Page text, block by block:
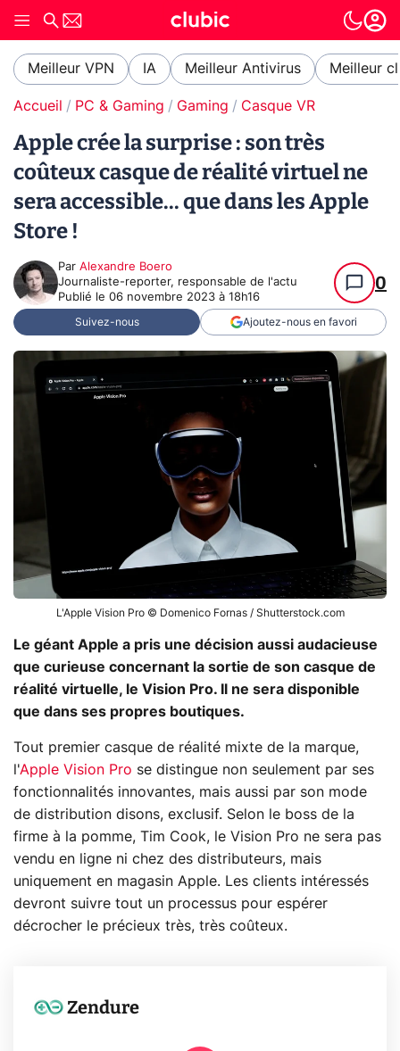
Meilleur VPN IA Meilleur Antivirus Meilleur
Accueil PC & Gaming Gaming Casque VR
Apple crée la surprise : son très
coûteux casque de réalité virtuel ne
sera accessible... que dans les Apple
Store !
Par Alexandre Boero
Journaliste-reporter, responsable de l'actu
Publié le 06 novembre 2023 à 18h16
0
Suivez-nous Ajoutez-nous en favori
L'Apple Vision Pro © Domenico Fornas / Shutterstock.com
Le géant Apple a pris une décision aussi audacieuse
que curieuse concernant la sortie de son casque de
réalité virtuelle, le Vision Pro. Il ne sera disponible
que dans ses propres boutiques.
Tout premier casque de réalité mixte de la marque,
l'Apple Vision Pro se distingue non seulement par ses
fonctionnalités innovantes, mais aussi par son mode
de distribution disons, exclusif. Selon le boss de la
firme à la pomme, Tim Cook, le Vision Pro ne sera pas
vendu en ligne ni chez des distributeurs, mais
uniquement en magasin Apple. Les clients intéressés
devront suivre tout un processus pour espérer
décrocher le précieux très, très coûteux.
Zendure